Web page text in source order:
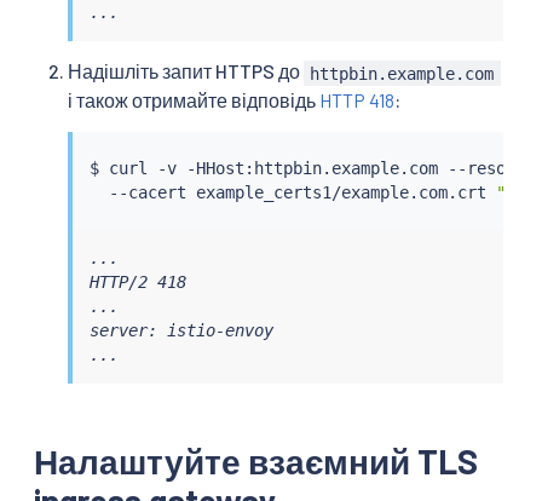
...
Надішліть запит HTTPS до httpbin.example.com
і також отримайте відповідь HTTP 418:
$ curl -v -HHost:httpbin.example.com --
  --cacert example_certs1/example.com.crt
...
HTTP/2 418
...
server: istio-envoy
...
Налаштуйте взаємний TLS